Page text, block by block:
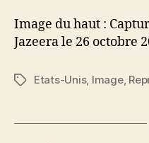
Image du haut :
Jazeera le 26 octobre
Étiquettes
Etats-Unis, Image,